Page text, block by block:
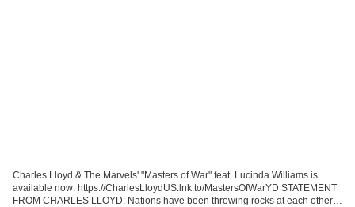
Charles Lloyd & The Marvels' "Masters of War" feat. Lucinda Williams is
available now: https://CharlesLloydUS.lnk.to/MastersOfWarYD STATEMENT
FROM CHARLES LLOYD: Nations have been throwing rocks at each other